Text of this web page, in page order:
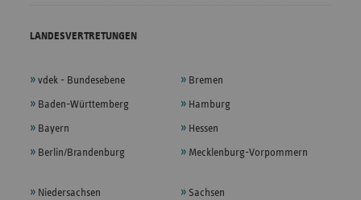
LANDESVERTRETUNGEN
vdek - Bundesebene
Baden-Württemberg
Bayern
Berlin/Brandenburg
Bremen
Hamburg
Hessen
Mecklenburg-Vorpommern
Niedersachsen Sachsen